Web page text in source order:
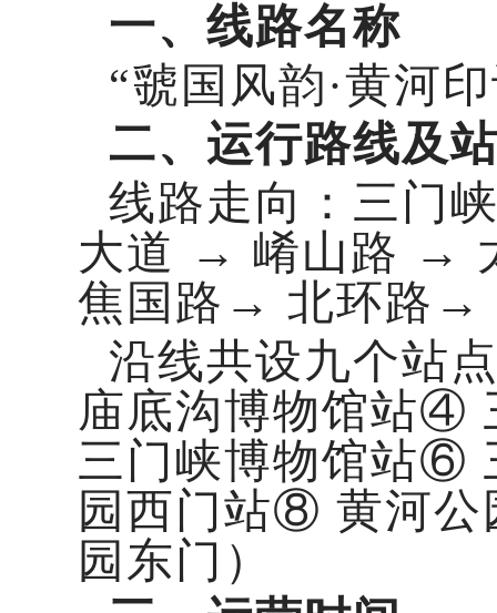
‍一、线路名称
“虢国风韵·黄河
二、运行路线及
线路走向：三门
大道 → 崤山路 →
焦国路→ 北环路→
沿线共设九个站
庙底沟博物馆站④
三门峡博物馆站⑥
园西门站⑧ 黄河
园东门）